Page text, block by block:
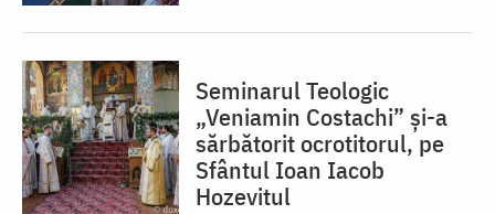
Seminarul Teologic
„Veniamin Costachi” și-a
sărbătorit ocrotitorul, pe
Sfântul Ioan Iacob
Hozevitul